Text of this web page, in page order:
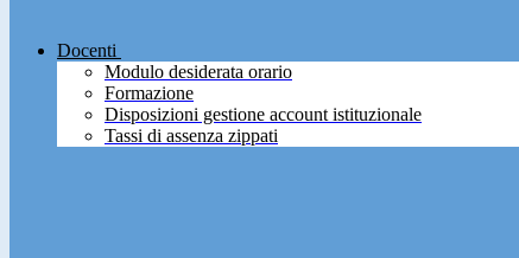
Docenti
Modulo desiderata orario
Formazione
Disposizioni gestione account istituzionale
Tassi di assenza zippati